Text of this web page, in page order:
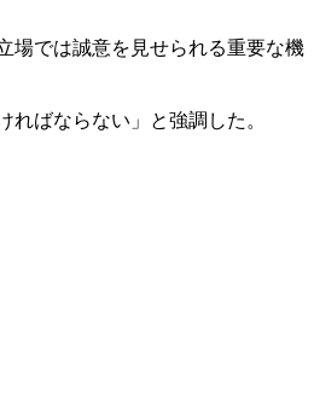
場では誠意を見せられる重要な機
ばならない」と強調した。